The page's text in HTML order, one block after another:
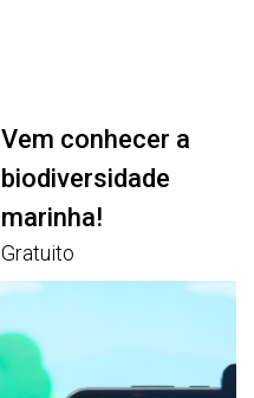
Vem conhecer a
biodiversidade
marinha!
Gratuito